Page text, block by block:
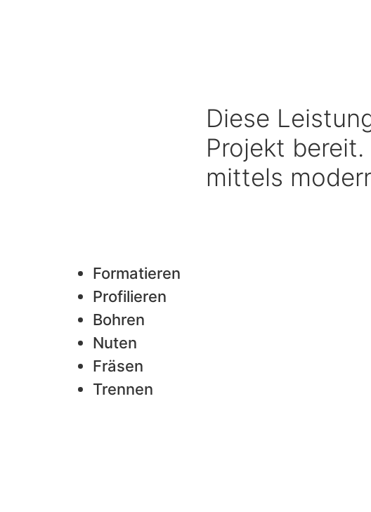
Diese
Projekt
mittels
Formatieren
Profilieren
Bohren
Nuten
Fräsen
Trennen